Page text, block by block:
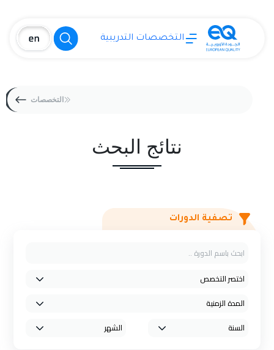
التخصصات التدريبية
التخصصات
نتائج البحث
تصفية الدورات